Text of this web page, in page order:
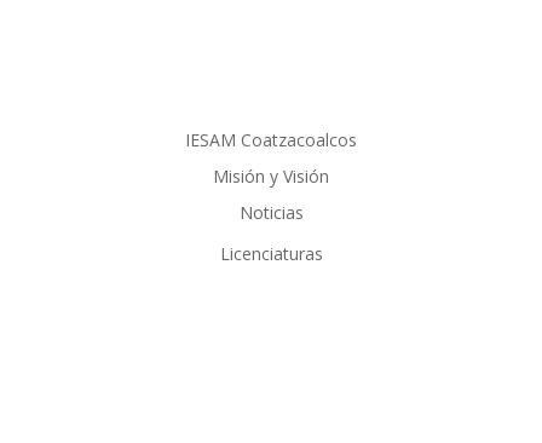
IESAM Coatzacoalcos
Misión y Visión
Noticias
Licenciaturas